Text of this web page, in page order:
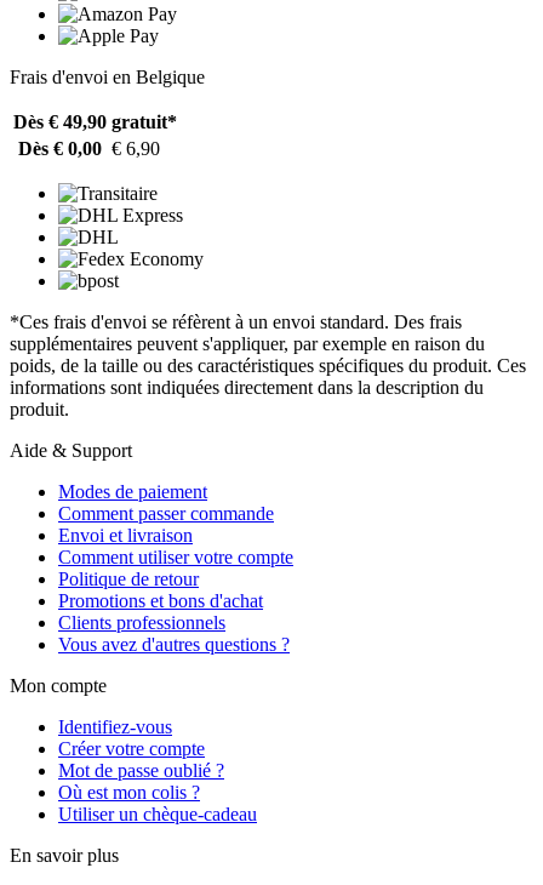
Frais d'envoi en Belgique
Dès € 49,90 gratuit*
Dès € 0,00 € 6,90
*Ces frais d'envoi se réfèrent à un envoi standard. Des frais
supplémentaires peuvent s'appliquer, par exemple en raison du
poids, de la taille ou des caractéristiques spécifiques du produit. Ces
informations sont indiquées directement dans la description du
produit.
Aide & Support
Modes de paiement
Comment passer commande
Envoi et livraison
Comment utiliser votre compte
Politique de retour
Promotions et bons d'achat
Clients professionnels
Vous avez d'autres questions ?
Mon compte
Identifiez-vous
Créer votre compte
Mot de passe oublié ?
Où est mon colis ?
Utiliser un chèque-cadeau
En savoir plus